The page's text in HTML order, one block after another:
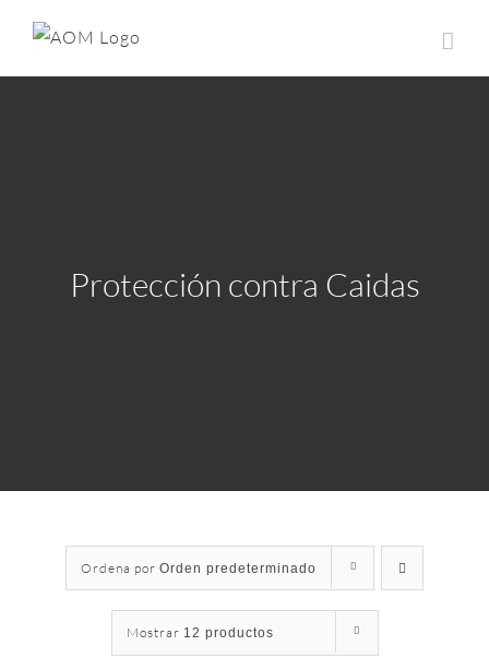
contenido
Protección contra Caidas
Ordena por Orden predeterminado
Mostrar 12 productos